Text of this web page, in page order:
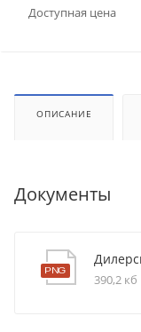
Доступная цена
ОПИСАНИЕ
Документы
390,2 кб